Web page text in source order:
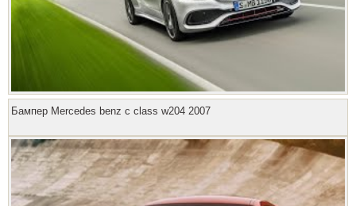
Бампер Mercedes benz c class w204 2007